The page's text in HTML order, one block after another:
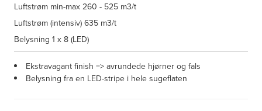
Luftstrøm min-max260 - 525 m3/t
Luftstrøm (intensiv)635 m3/t
Belysning 1 x 8 (LED)
Ekstravagant finish => avrundede hjørner og fals
Belysning fra en LED-stripe i hele sugeflaten